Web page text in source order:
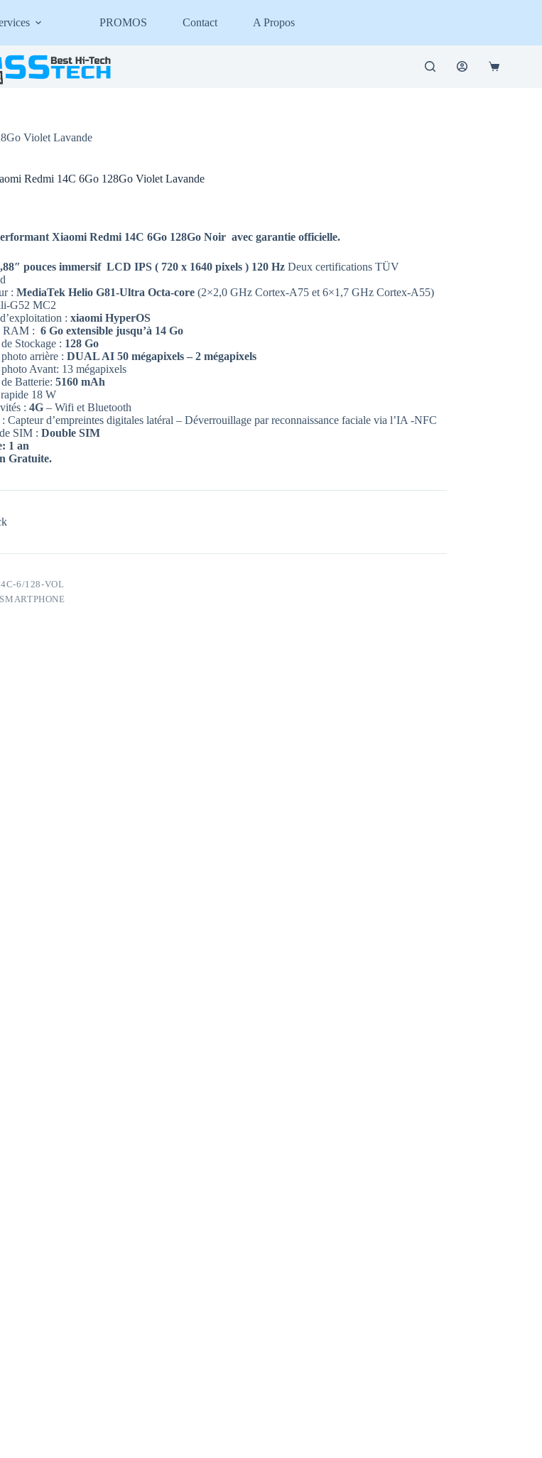
PROMOS Contact A Propos
Panier
Violet Lavande
Redmi 14C 6Go 128Go Violet Lavande
Xiaomi Redmi 14C 6Go 128Go Noir avec garantie officielle.
pouces immersif LCD IPS ( 720 x 1640 pixels ) 120 HzDeux certifications TÜV
:MediaTek Helio G81-Ultra Octa-core (2×2,0 GHz Cortex-A75 et 6×1,7 GHz Cortex-A55)
G52 MC2
:xiaomi HyperOS
RAM : 6 Go extensible jusqu’à 14 Go
Stockage : 128 Go
arrière :DUAL AI 50 mégapixels – 2 mégapixels
Avant: 13 mégapixels
de Batterie:5160 mAh
18 W
:4G – Wifi et Bluetooth
: Capteur d’empreintes digitales latéral – Déverrouillage par reconnaissance faciale via l’IA -NFC
SIM :Double SIM
1 an
Gratuite.
6/128-VOL
SMARTPHONE